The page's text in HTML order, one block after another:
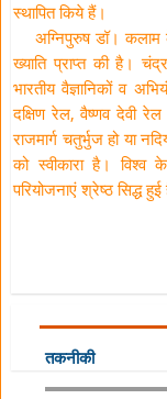
स्थापित किये हैं।
अग्निपुरुष डॉ। कलाम के
ख्याति प्राप्त की है।
भारतीय वैज्ञानिकों व
दक्षिण रेल, वैष्णव देवी रेल
राजमार्ग चतुर्भुज हो या
को स्वीकारा है।
परियोजनाएं श्रेष्ठ सिद्ध हुई
तकनीकी